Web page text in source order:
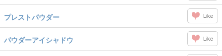
プレストパウダー Like
パウダーアイシャドウ Like